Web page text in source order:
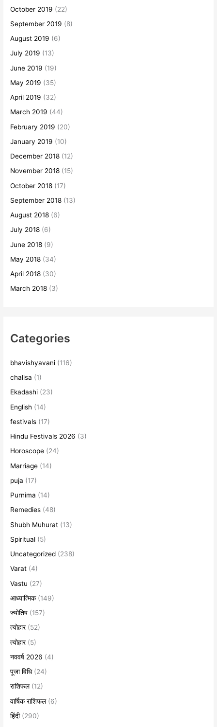
October 2019 (22)
September 2019 (8)
August 2019 (6)
July 2019 (13)
June 2019 (19)
May 2019 (35)
April 2019 (32)
March 2019 (44)
February 2019 (20)
January 2019 (10)
December 2018 (12)
November 2018 (15)
October 2018 (17)
September 2018 (13)
August 2018 (6)
July 2018 (6)
June 2018 (9)
May 2018 (34)
April 2018 (30)
March 2018 (3)
Categories
bhavishyavani (116)
chalisa (1)
Ekadashi (23)
English (14)
festivals (17)
Hindu Festivals 2026 (3)
Horoscope (24)
Marriage (14)
puja (17)
Purnima (14)
Remedies (48)
Shubh Muhurat (13)
Spiritual (5)
Uncategorized (238)
Varat (4)
Vastu (27)
आध्यात्मिक(149)
ज्योतिष (157)
त्योहार(52)
त्योहार(5)
नववर्ष 2026 (4)
पूजा विधि(24)
राशिफल(12)
वार्षिक राशिफल(6)
हिंदी(290)